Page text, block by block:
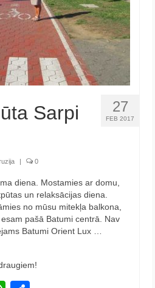
27
FEB 2017
Sarpi
| 0
diena. Mostamies ar domu,
un relaksācijas diena.
no mūsu mitekļa balkona,
pašā Batumi centrā. Nav
Batumi Orient Lux …